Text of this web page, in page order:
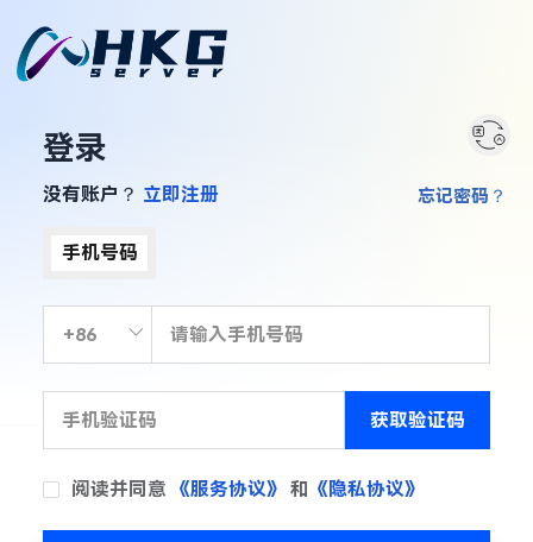
登录
没有账户？ 立即注册
手机号码
获取验证码
阅读并同意 《服务协议》 和 《隐私协议》
忘记密码？